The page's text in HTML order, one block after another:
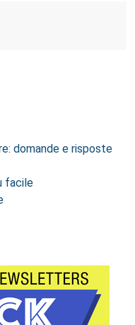
domande e risposte
facile